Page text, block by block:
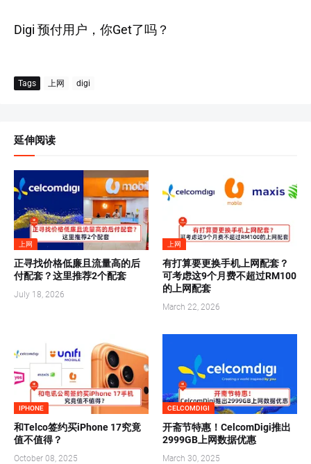
Digi 预付用户，你Get了吗？
Tags 上网 digi
延伸阅读
上网
正寻找价格低廉且流量高的后
付配套？这里推荐2个配套
July 18, 2026
上网
有打算要更换手机上网配套？
可考虑这9个月费不超过RM100
的上网配套
March 22, 2026
IPHONE
和Telco签约买iPhone 17究竟
值不值得？
October 08, 2025
CELCOMDIGI
开斋节特惠！CelcomDigi推出
2999GB上网数据优惠
March 30, 2025